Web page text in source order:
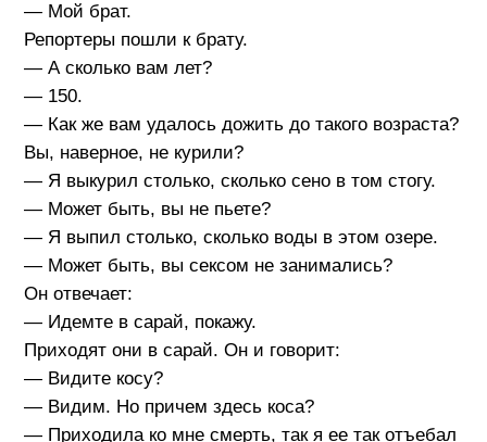
— Мой брат.
Репортеры пошли к брату.
— А сколько вам лет?
— 150.
— Как же вам удалось дожить до такого возраста?
Вы, наверное, не курили?
— Я выкурил столько, сколько сено в том стогу.
— Может быть, вы не пьете?
— Я выпил столько, сколько воды в этом озере.
— Может быть, вы сексом не занимались?
Он отвечает:
— Идемте в сарай, покажу.
Приходят они в сарай. Он и говорит:
— Видите косу?
— Видим. Но причем здесь коса?
— Приходила ко мне смерть, так я ее так отъебал